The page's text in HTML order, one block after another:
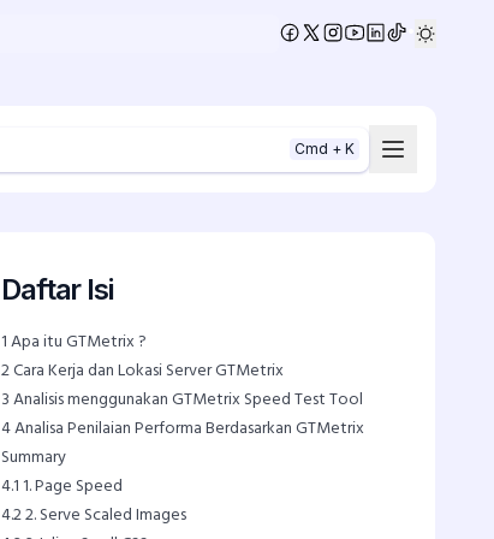
Cmd + K
Daftar Isi
1Apa itu GTMetrix ?
2Cara Kerja dan Lokasi Server GTMetrix
3Analisis menggunakan GTMetrix Speed Test Tool
4Analisa Penilaian Performa Berdasarkan GTMetrix
Summary
4.11. Page Speed
4.22. Serve Scaled Images